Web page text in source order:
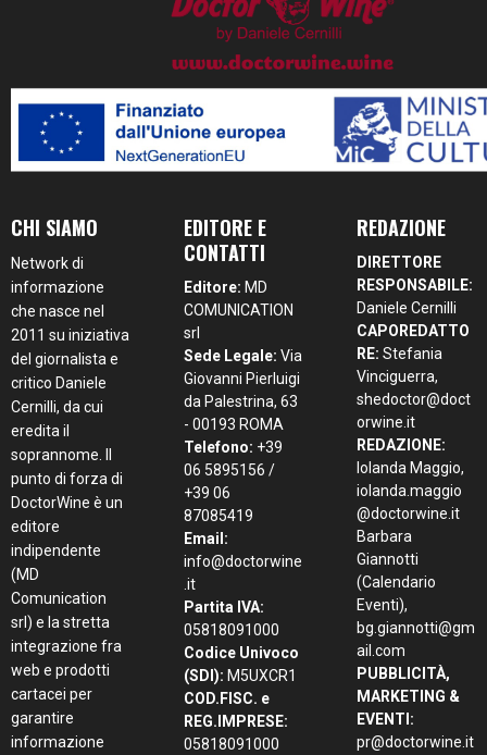
CHI SIAMO
Network di
informazione
che nasce nel
2011 su iniziativa
del giornalista e
critico Daniele
Cernilli, da cui
eredita il
soprannome. Il
punto di forza di
DoctorWine è un
editore
indipendente
(MD
Comunication
srl) e la stretta
integrazione fra
web e prodotti
cartacei per
garantire
informazione
EDITORE E
CONTATTI
Editore: MD
COMUNICATION
srl
Sede Legale: Via
Giovanni Pierluigi
da Palestrina, 63
- 00193 ROMA
Telefono: +39
06 5895156 /
+39 06
87085419
Email:
info@doctorwine
.it
Partita IVA:
05818091000
Codice Univoco
(SDI): M5UXCR1
COD.FISC. e
REG.IMPRESE:
05818091000
REDAZIONE
DIRETTORE
RESPONSABILE:
Daniele Cernilli
CAPOREDATTO
RE: Stefania
Vinciguerra,
shedoctor@doct
orwine.it
REDAZIONE:
Iolanda Maggio,
iolanda.maggio
@doctorwine.it
Barbara
Giannotti
(Calendario
Eventi),
bg.giannotti@gm
ail.com
PUBBLICITÀ,
MARKETING &
EVENTI:
pr@doctorwine.it